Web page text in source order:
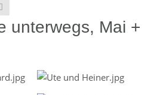
unterwegs, Mai +